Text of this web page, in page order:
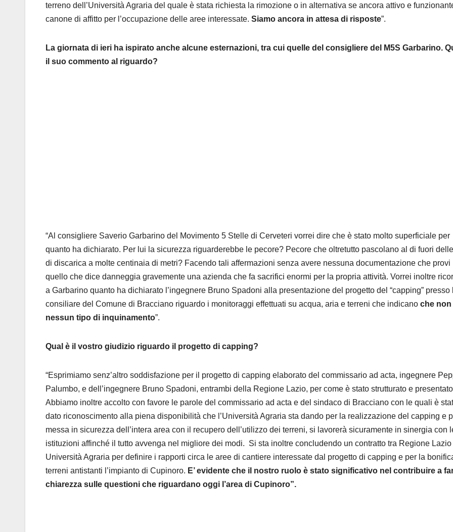
terreno dell’Università Agraria del quale è stata richiesta la rimozione o in alternativa se ancora attivo e
canone di affitto per l’occupazione delle aree interessate. Siamo ancora in attesa di risposte”.
La giornata di ieri ha ispirato anche alcune esternazioni, tra cui quelle del consigliere del M5S Garbarino.
il suo commento al riguardo?
“Al consigliere Saverio Garbarino del Movimento 5 Stelle di Cerveteri vorrei dire che è stato molto superficiale per
quanto ha dichiarato. Per lui la sicurezza riguarderebbe le pecore? Pecore che oltretutto pascolano al di fuori
di discarica a molte centinaia di metri? Facendo tali affermazioni senza avere nessuna documentazione che provi
quello che dice danneggia gravemente una azienda che fa sacrifici enormi per la propria attività. Vorrei inoltre
a Garbarino quanto ha dichiarato l’ingegnere Bruno Spadoni alla presentazione del progetto del “capping” presso
consiliare del Comune di Bracciano riguardo i monitoraggi effettuati su acqua, aria e terreni che indicano che non
nessun tipo di inquinamento”.
Qual è il vostro giudizio riguardo il progetto di capping?
“Esprimiamo senz’altro soddisfazione per il progetto di capping elaborato del commissario ad acta, ingegnere
Palumbo, e dell’ingegnere Bruno Spadoni, entrambi della Regione Lazio, per come è stato strutturato e
Abbiamo inoltre accolto con favore le parole del commissario ad acta e del sindaco di Bracciano con le quali è
dato riconoscimento alla piena disponibilità che l’Università Agraria sta dando per la realizzazione del capping e
messa in sicurezza dell’intera area con il recupero dell’utilizzo dei terreni, si lavorerà sicuramente in sinergia con
istituzioni affinché il tutto avvenga nel migliore dei modi. Si sta inoltre concludendo un contratto tra Regione Lazio
Università Agraria per definire i rapporti circa le aree di cantiere interessate dal progetto di capping e per la
terreni antistanti l’impianto di Cupinoro. E’ evidente che il nostro ruolo è stato significativo nel contribuire a
chiarezza sulle questioni che riguardano oggi l’area di Cupinoro”.